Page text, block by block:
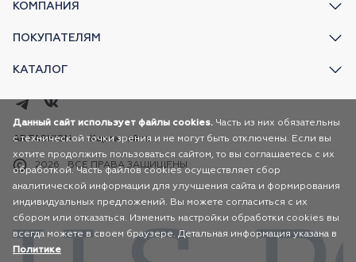
КОМПАНИЯ
ПОКУПАТЕЛЯМ
КАТАЛОГ
2026 ВСЕ ПРАВА ЗАЩИЩЕНЫ
AR FASHION Карта сайта
Данный сайт использует файлы cookies. Часть из них обязательны
с технической точки зрения и не могут быть отключены. Если вы
хотите продолжить пользоваться сайтом, то вы соглашаетесь с их
обработкой. Часть файлов cookies осуществляет сбор
аналитической информации для улучшения сайта и формирования
индивидуальных предложений. Вы можете согласиться с их
сбором или отказаться. Изменить настройки обработки cookies вы
всегда можете в своем браузере. Детальная информация указана в
Политике